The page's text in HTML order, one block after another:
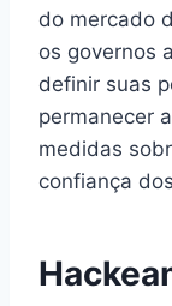
do mercado
os governos
definir suas
permanecer
medidas
confiança